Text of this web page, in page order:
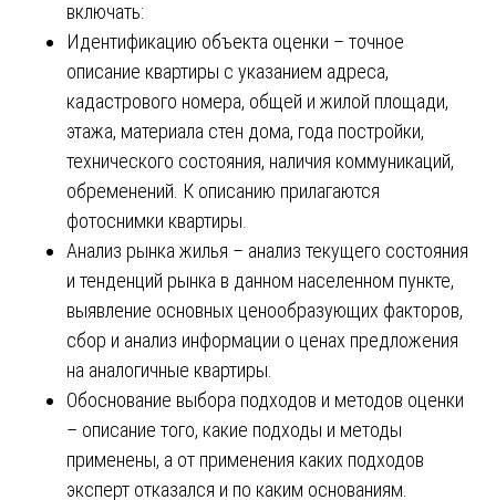
включать:
Идентификацию объекта оценки – точное
описание квартиры с указанием адреса,
кадастрового номера, общей и жилой площади,
этажа, материала стен дома, года постройки,
технического состояния, наличия коммуникаций,
обременений. К описанию прилагаются
фотоснимки квартиры.
Анализ рынка жилья – анализ текущего состояния
и тенденций рынка в данном населенном пункте,
выявление основных ценообразующих факторов,
сбор и анализ информации о ценах предложения
на аналогичные квартиры.
Обоснование выбора подходов и методов оценки
– описание того, какие подходы и методы
применены, а от применения каких подходов
эксперт отказался и по каким основаниям.